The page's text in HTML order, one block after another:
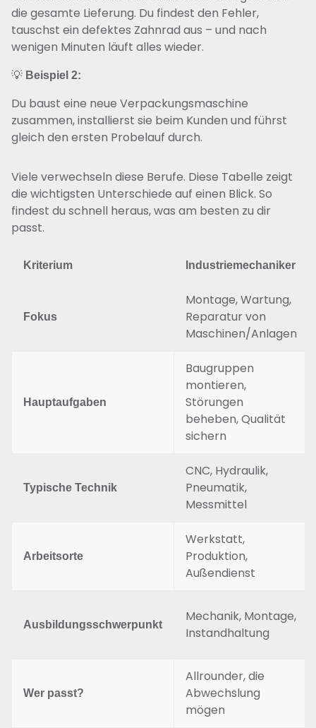
die gesamte Lieferung. Du findest den Fehler,
tauschst ein defektes Zahnrad aus – und nach
wenigen Minuten läuft alles wieder.
💡 Beispiel 2:
Du baust eine neue Verpackungsmaschine
zusammen, installierst sie beim Kunden und führst
gleich den ersten Probelauf durch.
Viele verwechseln diese Berufe. Diese Tabelle zeigt
die wichtigsten Unterschiede auf einen Blick. So
findest du schnell heraus, was am besten zu dir
passt.
Kriterium Industriemechaniker
Fokus
Montage, Wartung,
Reparatur von
Maschinen/Anlagen
Hauptaufgaben
Baugruppen
montieren,
Störungen
beheben, Qualität
sichern
Typische Technik
CNC, Hydraulik,
Pneumatik,
Messmittel
Arbeitsorte
Werkstatt,
Produktion,
Außendienst
Ausbildungsschwerpunkt
Mechanik, Montage,
Instandhaltung
Wer passt?
Allrounder, die
Abwechslung
mögen